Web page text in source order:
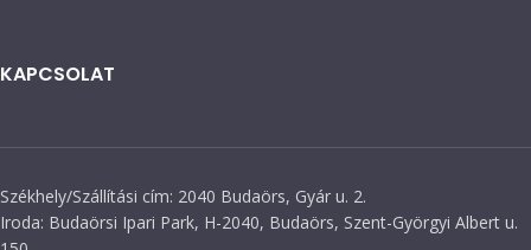
KAPCSOLAT
Székhely/Szállítási cím: 2040 Budaörs, Gyár u. 2.
Iroda: Budaörsi Ipari Park, H-2040, Budaörs, Szent-Györgyi Albert u.